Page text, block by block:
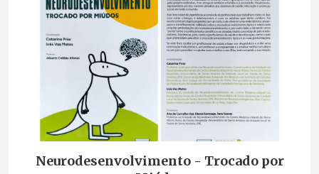
Neurodesenvolvimento - Trocado por